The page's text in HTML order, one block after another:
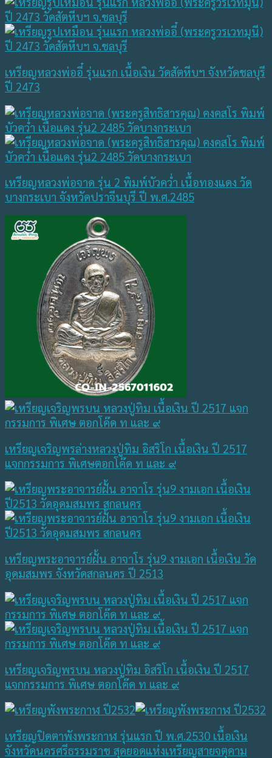
เหรียญหลวงพ่ออี๋ รุ่นแรก เนื้อเงิน วัดสัตหีบฯ จังหวัดชลบุรี
ปี 2473
เหรียญหลวงพ่อจาด รุ่น 2 พิมพ์บัวคว่ำ เนื้อทองแดง วัด
บางกระเบา จังหวัดปราจีนบุรี ปี พ.ศ.2485
เหรียญเจริญพรล่างหลวงปู่ทิม อิสริโก เนื้อเงิน ปี 2517
แจกกรรมการ พิเศษตอกโค๊ด ท และ ๙
เหรียญพระอาจารย์ฝั้น อาจาโร รุ่น9 งามเอก เนื้อเงิน วัด
อุดมสมพร จังหวัดสกลนคร ปี 2513
เหรียญเจริญพรบน หลวงปู่ทิม อิสริโก เนื้อเงิน ปี 2517
แจกกรรมการ พิเศษ ตอกโค๊ด ท และ ๙
เหรียญปิดตาพังพระกาฬ รุ่นแรก ปี พ.ศ.2530 เนื้อเงิน
จังหวัดนครศรีธรรมราช สุดยอดแห่งเหรียญสายจตุคาม